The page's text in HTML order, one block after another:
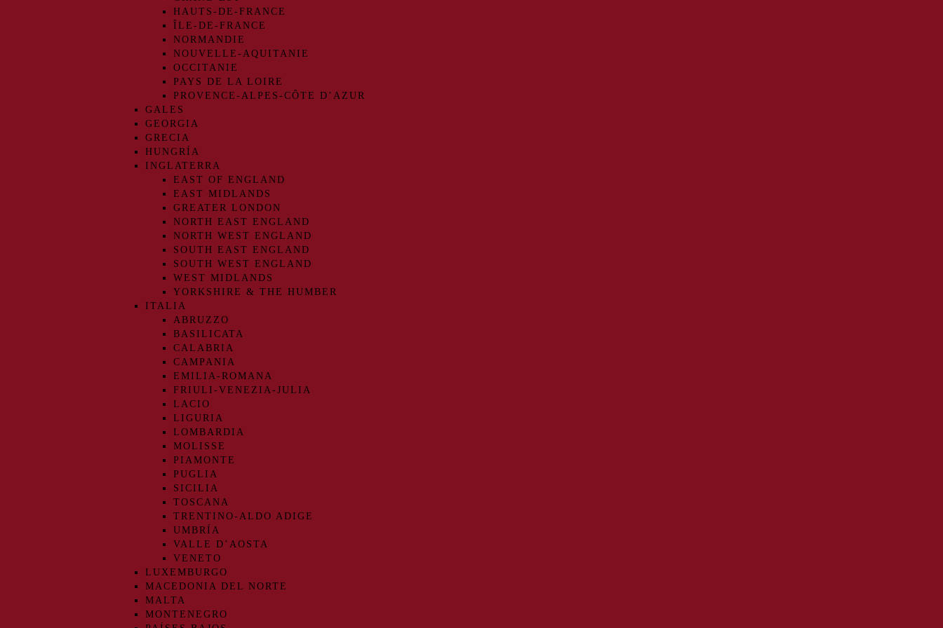
HAUTS-DE-FRANCE
ÎLE-DE-FRANCE
NORMANDIE
NOUVELLE-AQUITANIE
OCCITANIE
PAYS DE LA LOIRE
PROVENCE-ALPES-CÔTE D’AZUR
GALES
GEORGIA
GRECIA
HUNGRÍA
INGLATERRA
EAST OF ENGLAND
EAST MIDLANDS
GREATER LONDON
NORTH EAST ENGLAND
NORTH WEST ENGLAND
SOUTH EAST ENGLAND
SOUTH WEST ENGLAND
WEST MIDLANDS
YORKSHIRE & THE HUMBER
ITALIA
ABRUZZO
BASILICATA
CALABRIA
CAMPANIA
EMILIA-ROMANA
FRIULI-VENEZIA-JULIA
LACIO
LIGURIA
LOMBARDIA
MOLISSE
PIAMONTE
PUGLIA
SICILIA
TOSCANA
TRENTINO-ALDO ADIGE
UMBRÍA
VALLE D’AOSTA
VENETO
LUXEMBURGO
MACEDONIA DEL NORTE
MALTA
MONTENEGRO